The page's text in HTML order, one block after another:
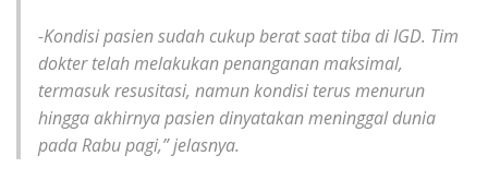
-Kondisi pasien sudah cukup berat saat tiba di IGD. Tim
dokter telah melakukan penanganan maksimal,
termasuk resusitasi, namun kondisi terus menurun
hingga akhirnya pasien dinyatakan meninggal dunia
pada Rabu pagi,” jelasnya.